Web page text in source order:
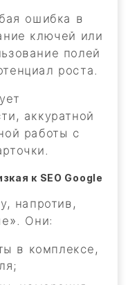
ошибка в
ключей или
полей
роста.
аккуратной
работы с
к SEO Google
напротив,
Они:
в комплексе,